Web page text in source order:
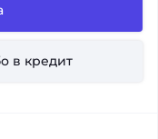
в кредит